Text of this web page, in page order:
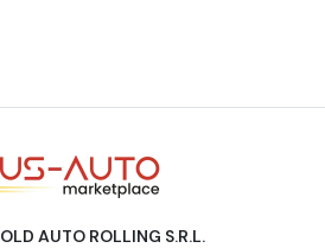
OLD AUTO ROLLING S.R.L.